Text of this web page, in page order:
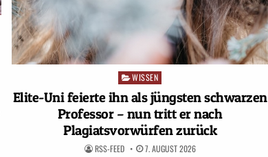
Posted
WISSEN
Elite-Uni feierte ihn als jüngsten schwarzen
Professor – nun tritt er nach
Plagiatsvorwürfen zurück
RSS-FEED 7. AUGUST 2026